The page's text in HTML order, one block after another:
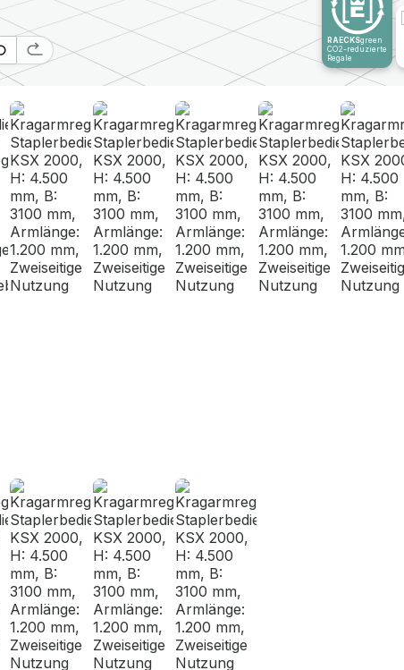
RAECKSgreen
CO2-reduzierte
Regale